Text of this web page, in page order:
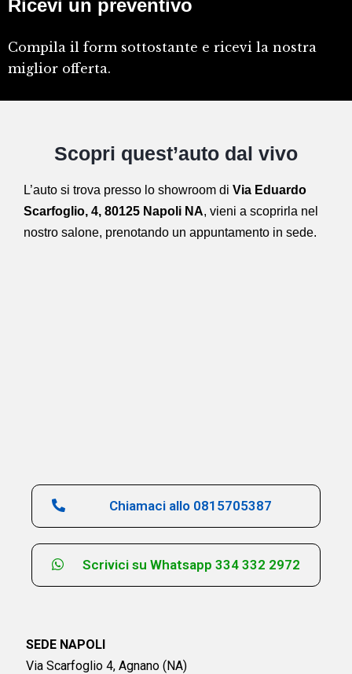
Ricevi un preventivo
Compila il form sottostante e ricevi la nostra
miglior offerta.
Scopri quest’auto dal vivo
L’auto si trova presso lo showroom di Via Eduardo
Scarfoglio, 4, 80125 Napoli NA, vieni a scoprirla nel
nostro salone, prenotando un appuntamento in sede.
Chiamaci allo 0815705387
Scrivici su Whatsapp 334 332 2972
SEDE NAPOLI
Via Scarfoglio 4, Agnano (NA)